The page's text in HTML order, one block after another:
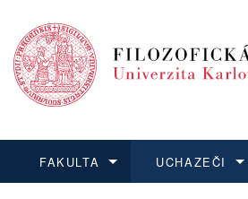
FAKULTA UCHAZEČI